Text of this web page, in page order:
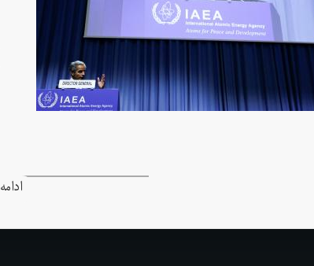
ادامه